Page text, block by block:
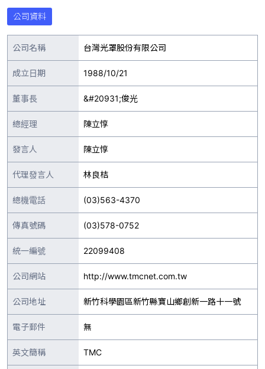
公司資料
公司名稱 台灣光罩股份有限公司
成立日期 1988/10/21
董事長 &#20931;俊光
總經理 陳立惇
發言人 陳立惇
代理發言人 林良桔
總機電話 (03)563-4370
傳真號碼 (03)578-0752
統一編號 22099408
公司網站 http://www.tmcnet.com.tw
公司地址 新竹科學園區新竹縣寶山鄉創新一路十一號
電子郵件 無
英文簡稱 TMC